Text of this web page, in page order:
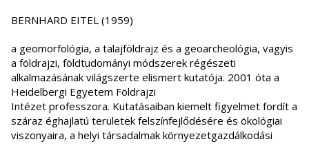
BERNHARD EITEL (1959)
a geomorfológia, a talajföldrajz és a geoarcheológia, vagyis
a földrajzi, földtudományi módszerek régészeti
alkalmazásának világszerte elismert kutatója. 2001 óta a
Heidelbergi Egyetem Földrajzi
Intézet professzora. Kutatásaiban kiemelt figyelmet fordít a
száraz éghajlatú területek felszínfejlődésére és ökológiai
viszonyaira, a helyi társadalmak környezetgazdálkodási